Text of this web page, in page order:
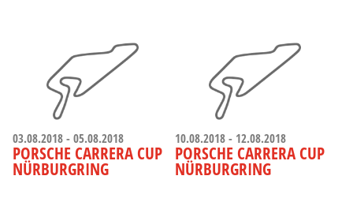
03.08.2018 - 05.08.2018
PORSCHE CARRERA CUP
NÜRBURGRING
10.08.2018 - 12.08.2018
PORSCHE CARRERA CUP
NÜRBURGRING